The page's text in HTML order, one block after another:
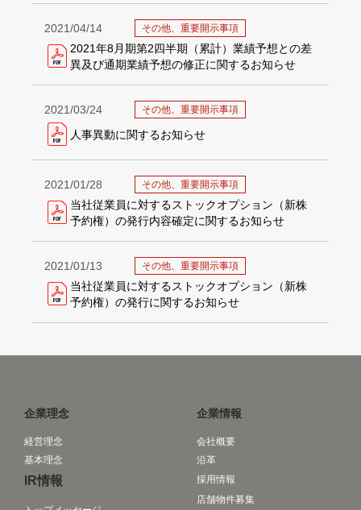
2021/04/14 その他、重要開示事項
2021年8月期第2四半期（累計）業績予想との差
異及び通期業績予想の修正に関するお知らせ
2021/03/24 その他、重要開示事項
人事異動に関するお知らせ
2021/01/28 その他、重要開示事項
当社従業員に対するストックオプション（新株
予約権）の発行内容確定に関するお知らせ
2021/01/13 その他、重要開示事項
当社従業員に対するストックオプション（新株
予約権）の発行に関するお知らせ
企業理念
経営理念
基本理念
企業情報
会社概要
沿革
IR情報
採用情報
店舗物件募集